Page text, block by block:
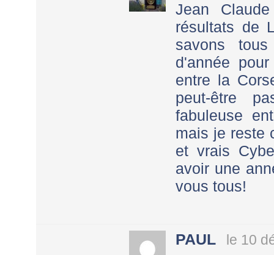
Jean
résultats de
savons
d'année
entre la
peut-être
fabuleuse
mais je reste
et vrais
avoir une
vous tous!
PAUL le 10